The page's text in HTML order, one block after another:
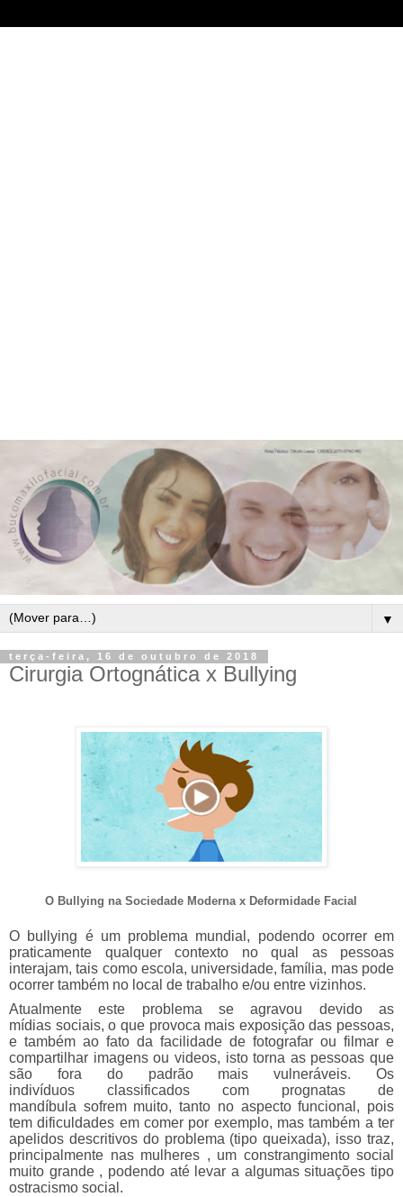
▼
terça-feira, 16 de outubro de 2018
Cirurgia Ortognática x Bullying
O Bullying na Sociedade Moderna x Deformidade Facial
O bullying é um problema mundial, podendo ocorrer em
praticamente qualquer contexto no qual as pessoas
interajam, tais como escola, universidade, família, mas pode
ocorrer também no local de trabalho e/ou entre vizinhos.
Atualmente este problema se agravou devido as
mídias sociais, o que provoca mais exposição das pessoas,
e também ao fato da facilidade de fotografar ou filmar e
compartilhar imagens ou videos, isto torna as pessoas que
são fora do padrão maisvulneráveis. Os
indivíduos classificados com prognatas de
mandíbula sofrem muito, tanto no aspecto funcional, pois
tem dificuldades em comer por exemplo, mastambém a ter
apelidos descritivos do problema (tipo queixada), isso traz,
principalmente nas mulheres , um constrangimento social
muito grande , podendo até levar a algumassituações tipo
ostracismo social.